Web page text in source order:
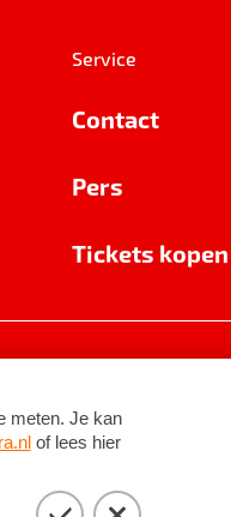
Service
Contact
Pers
Tickets kopen